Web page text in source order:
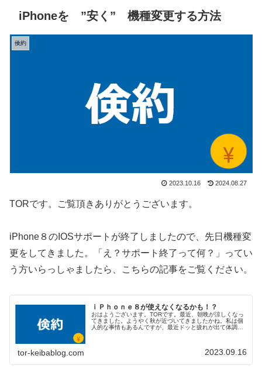
iPhoneを ”安く” 機種変更する方法
倹約
2023.10.16 2024.08.27
TORです。ご覧頂きありがとうございます。
iPhone８のIOSサポートが終了しましたので、先日機種変
更をしてきました。「え？サポート終了って何？」ってい
う方いらっしゃましたら、こちらの記事をご覧ください。
ｉＰｈｏｎｅ８が使えなくなるかも！？
おはようございます。TORです。最近、朝晩が涼しくなっ
てきました。ようやく秋が近づいてきましたかね。私は個
人的な事情もあるんですが、最近ドッと疲れが出て体調を
tor-keibablog.com 2023.09.16